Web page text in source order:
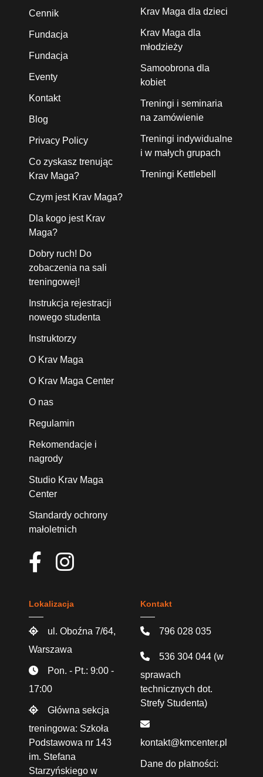
Cennik
Fundacja
Fundacja
Eventy
Kontakt
Blog
Privacy Policy
Co zyskasz trenując
Krav Maga?
Czym jest Krav Maga?
Dla kogo jest Krav
Maga?
Dobry ruch! Do
zobaczenia na sali
treningowej!
Instrukcja rejestracji
nowego studenta
Instruktorzy
O Krav Maga
O Krav Maga Center
O nas
Regulamin
Rekomendacje i
nagrody
Studio Krav Maga
Center
Standardy ochrony
małoletnich
Krav Maga dla dzieci
Krav Maga dla
młodzieży
Samoobrona dla
kobiet
Treningi i seminaria
na zamówienie
Treningi indywidualne
i w małych grupach
Treningi Kettlebell
Lokalizacja
ul. Oboźna 7/64,
Warszawa
Pon. - Pt.: 9:00 -
17:00
Główna sekcja
treningowa: Szkoła
Podstawowa nr 143
im. Stefana
Starzyńskiego w
Kontakt
796 028 035
536 304 044 (w
sprawach
technicznych dot.
Strefy Studenta)
kontakt@kmcenter.pl
Dane do płatności: